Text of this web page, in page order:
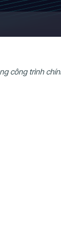
công trình